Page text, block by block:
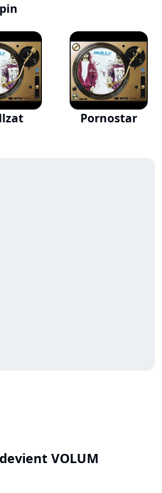
Pornostar
VOLUM